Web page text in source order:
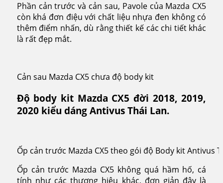
Phần cản trước và cản sau, Pavole của Mazda CX5
còn khá đơn điệu với chất liệu nhựa đen không có
thêm điểm nhấn, dù rằng thiết kế các chi tiết khác
là rất đẹp mắt.
Cản sau Mazda CX5 chưa độ body kit
Độ body kit Mazda CX5 đời 2018, 2019,
2020 kiểu dáng Antivus Thái Lan.
Ốp cản trước Mazda CX5 theo gói độ Body kit Antivus
Ốp cản trước Mazda CX5 không quá hầm hố, cá
tính như các thương hiệu khác, đơn giản đây là